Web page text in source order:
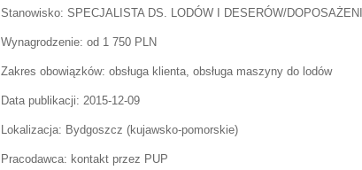
Stanowisko: SPECJALISTA DS. LODÓW I DESERÓW/
Wynagrodzenie: od 1 750 PLN
Zakres obowiązków: obsługa klienta, obsługa maszyny do lodów
Data publikacji: 2015-12-09
Lokalizacja: Bydgoszcz (kujawsko-pomorskie)
Pracodawca: kontakt przez PUP